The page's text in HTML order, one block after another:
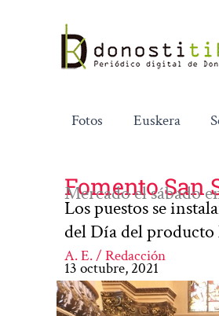
contenido
Fotos Euskera
Fomento San
Mercado el sábado
Los puestos se
del Día del producto
A. E. / Redacción
13 octubre, 2021